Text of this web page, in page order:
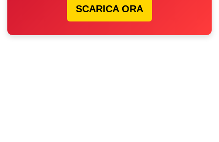
SCARICA ORA